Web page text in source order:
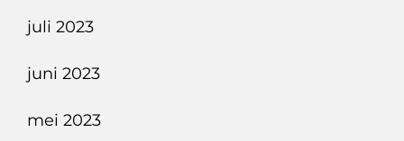
juli 2023
juni 2023
mei 2023